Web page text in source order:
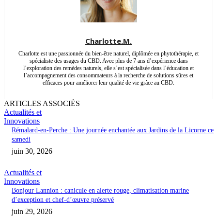
Charlotte.M.
Charlotte est une passionnée du bien-être naturel, diplômée en phytothérapie, et
spécialiste des usages du CBD. Avec plus de 7 ans d’expérience dans
l’exploration des remèdes naturels, elle s’est spécialisée dans l’éducation et
l’accompagnement des consommateurs à la recherche de solutions sûres et
efficaces pour améliorer leur qualité de vie grâce au CBD.
ARTICLES ASSOCIÉS
Actualités et
Innovations
Rémalard-en-Perche : Une journée enchantée aux Jardins de la Licorne ce
samedi
juin 30, 2026
Actualités et
Innovations
Bonjour Lannion : canicule en alerte rouge, climatisation marine
d’exception et chef-d’œuvre préservé
juin 29, 2026